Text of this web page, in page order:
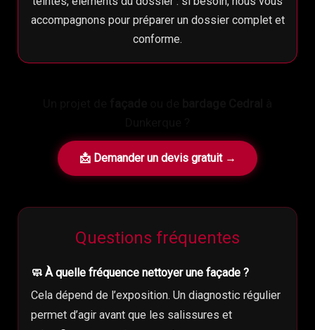
accompagnons pour préparer un dossier complet et
conforme.
📩 Demander un devis gratuit →
Questions fréquentes
🧼 À quelle fréquence nettoyer une façade ?
Cela dépend de l’exposition. Un diagnostic régulier
permet d’agir avant que les salissures et